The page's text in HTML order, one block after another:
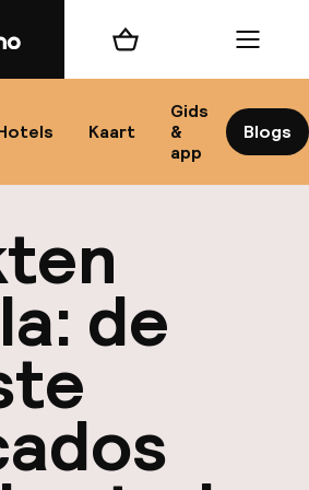
Kaart
Gids
&
app
Blogs
Winkelmand Menu
de